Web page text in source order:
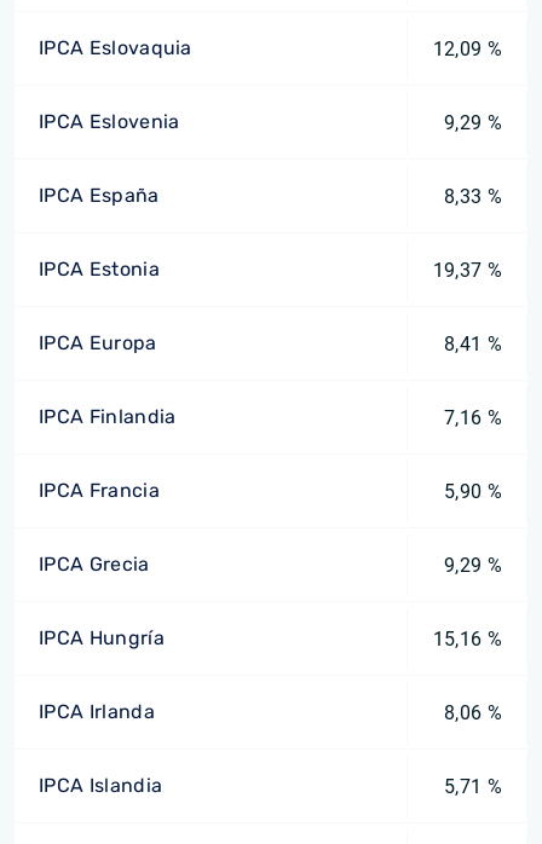
IPCA Eslovaquia 12,09 %
IPCA Eslovenia 9,29 %
IPCA España 8,33 %
IPCA Estonia 19,37 %
IPCA Europa 8,41 %
IPCA Finlandia 7,16 %
IPCA Francia 5,90 %
IPCA Grecia 9,29 %
IPCA Hungría 15,16 %
IPCA Irlanda 8,06 %
IPCA Islandia 5,71 %